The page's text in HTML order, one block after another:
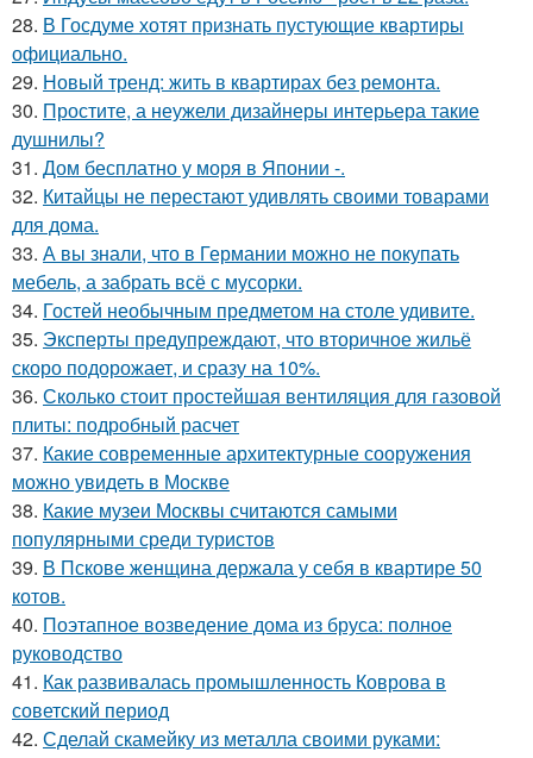
28. В Госдуме хотят признать пустующие квартиры
официально.
29. Новый тренд: жить в квартирах без ремонта.
30. Простите, а неужели дизайнеры интерьера такие
душнилы?
31. Дом бесплатно у моря в Японии -.
32. Китайцы не перестают удивлять своими товарами
для дома.
33. А вы знали, что в Германии можно не покупать
мебель, а забрать всё с мусорки.
34. Гостей необычным предметом на столе удивите.
35. Эксперты предупреждают, что вторичное жильё
скоро подорожает, и сразу на 10%.
36. Сколько стоит простейшая вентиляция для газовой
плиты: подробный расчет
37. Какие современные архитектурные сооружения
можно увидеть в Москве
38. Какие музеи Москвы считаются самыми
популярными среди туристов
39. В Пскове женщина держала у себя в квартире 50
котов.
40. Поэтапное возведение дома из бруса: полное
руководство
41. Как развивалась промышленность Коврова в
советский период
42. Сделай скамейку из металла своими руками: